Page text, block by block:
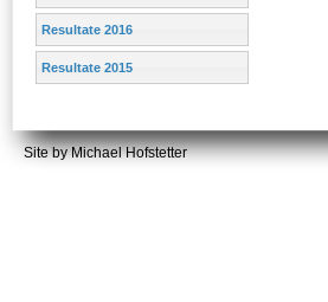
Resultate 2016
Resultate 2015
Site by Michael Hofstetter